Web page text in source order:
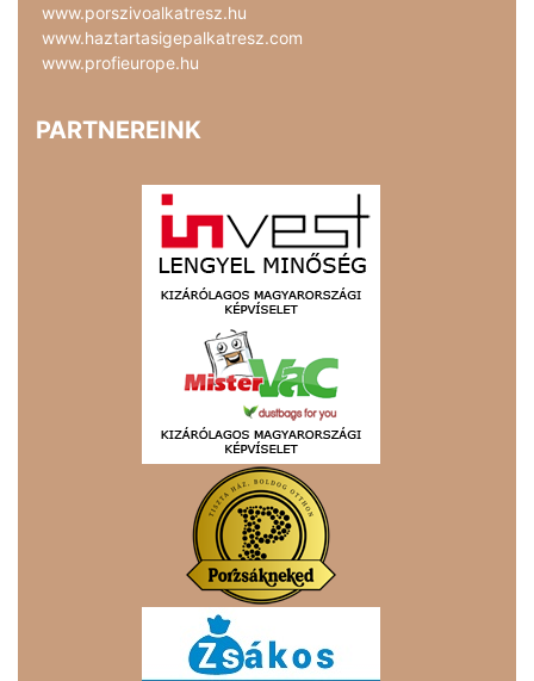
www.porszivoalkatresz.hu
www.haztartasigepalkatresz.com
www.profieurope.hu
PARTNEREINK